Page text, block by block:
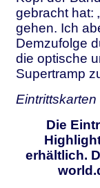
gebracht hat:
gehen. Ich
Demzufolge
die optische
Supertramp
Die
erhältlich.